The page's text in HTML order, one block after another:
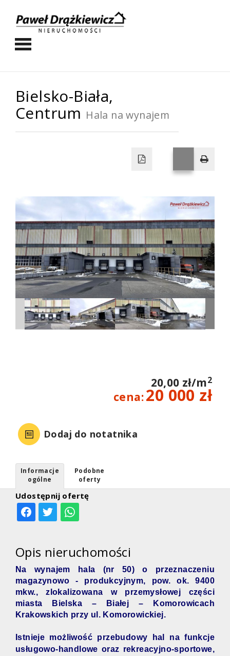
Bielsko-Biała,
Centrum Hala na wynajem
20,00 zł/m2
cena:20 000 zł
Dodaj do notatnika
Udostępnij ofertę
Informacje
ogólne
Podobne
oferty
Opis nieruchomości
Na wynajem hala (nr 50) o przeznaczeniu
magazynowo - produkcyjnym, pow. ok. 9400
mkw., zlokalizowana w przemysłowej części
miasta Bielska – Białej – Komorowicach
Krakowskich przy ul. Komorowickiej.
Istnieje możliwość przebudowy hal na funkcje
usługowo-handlowe oraz rekreacyjno-sportowe,